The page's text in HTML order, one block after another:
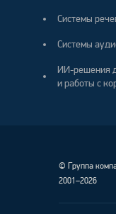
Системы
Системы
ИИ-решения
и работы с
© Группа
2001–2026